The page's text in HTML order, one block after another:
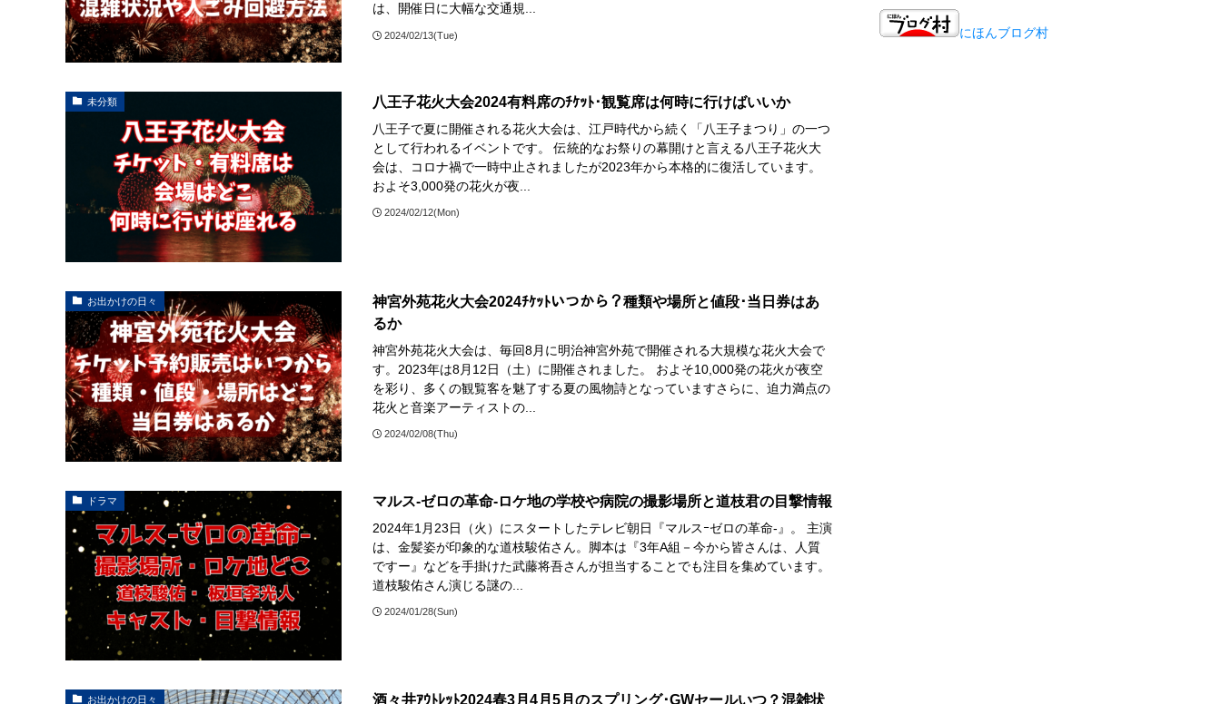
は、開催日に大幅な交通規...
2024/02/13(Tue)
未分類 八王子花火大会2024有料席のﾁｹｯﾄ･観覧席は何時に行けばいいか
八王子で夏に開催される花火大会は、江戸時代から続く「八王子まつり」の一つ
として行われるイベントです。 伝統的なお祭りの幕開けと言える八王子花火大
会は、コロナ禍で一時中止されましたが2023年から本格的に復活しています。
およそ3,000発の花火が夜...
2024/02/12(Mon)
お出かけの日々
神宮外苑花火大会2024ﾁｹｯﾄいつから？種類や場所と値段･当日券はあ
るか
神宮外苑花火大会は、毎回8月に明治神宮外苑で開催される大規模な花火大会で
す。2023年は8月12日（土）に開催されました。 およそ10,000発の花火が夜空
を彩り、多くの観覧客を魅了する夏の風物詩となっていますさらに、迫力満点の
花火と音楽アーティストの...
2024/02/08(Thu)
ドラマ マルス-ゼロの革命-ロケ地の学校や病院の撮影場所と道枝君の目撃情報
2024年1月23日（火）にスタートしたテレビ朝日『マルスｰゼロの革命-』。 主演
は、金髪姿が印象的な道枝駿佑さん。脚本は『3年A組－今から皆さんは、人質
ですー』などを手掛けた武藤将吾さんが担当することでも注目を集めています。
道枝駿佑さん演じる謎の...
2024/01/28(Sun)
お出かけの日々
酒々井ｱｳﾄﾚｯﾄ2024春3月4月5月のスプリング･GWセールいつ？混雑状
にほんブログ村